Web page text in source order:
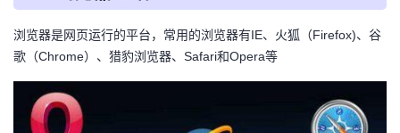
发
者
Programs
的
支
浏览器是网页运行的平台，常用的浏览器有IE、火狐（Firefox)、谷
歌（Chrome）、猎豹浏览器、Safari和Opera等